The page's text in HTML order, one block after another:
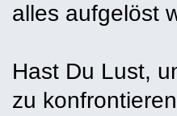
alles aufgelöst
Hast Du Lust,
zu